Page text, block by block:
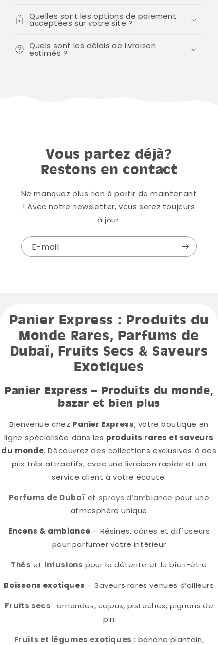
Quelles sont les options de paiement
acceptées sur votre site ?
Quels sont les délais de livraison
estimés ?
Vous partez déjà?
Restons en contact
Ne manquez plus rien à partir de maintenant
! Avec notre newsletter, vous serez toujours
à jour.
E-mail
Panier Express : Produits du
Monde Rares, Parfums de
Dubaï, Fruits Secs & Saveurs
Exotiques
Panier Express – Produits du monde,
bazar et bien plus
Bienvenue chez Panier Express, votre boutique en
ligne spécialisée dans les produits rares et saveurs
du monde. Découvrez des collections exclusives à des
prix très attractifs, avec une livraison rapide et un
service client à votre écoute.
Parfums de Dubaï et sprays d’ambiance pour une
atmosphère unique
Encens & ambiance – Résines, cônes et diffuseurs
pour parfumer votre intérieur
Thés et infusions pour la détente et le bien-être
Boissons exotiques – Saveurs rares venues d’ailleurs
Fruits secs : amandes, cajoux, pistaches, pignons de
pin
Fruits et légumes exotiques : banane plantain,